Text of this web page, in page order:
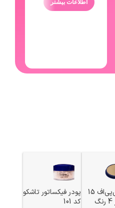
اطلاعات بیشتر
پنکک اس‌پی‌اف 15
پودر فیکساتور تاشکو
کد 101